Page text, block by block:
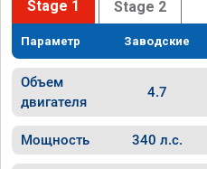
Stage 1 Stage 2
Параметр Заводские
Объем
двигателя
4.7
Мощность 340 л.с.